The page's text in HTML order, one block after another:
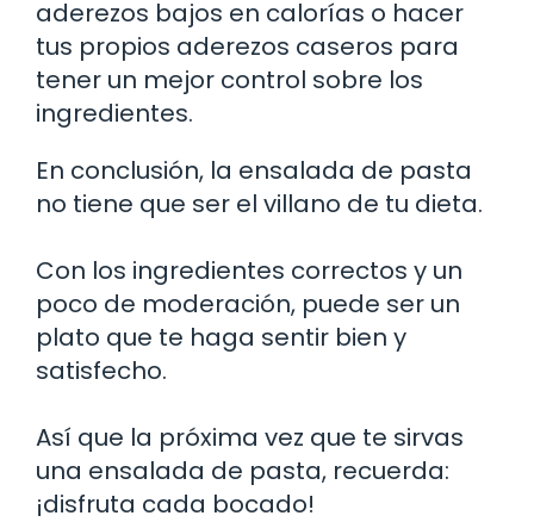
aderezos bajos en calorías o hacer
tus propios aderezos caseros para
tener un mejor control sobre los
ingredientes.
En conclusión, la ensalada de pasta
no tiene que ser el villano de tu dieta.
Con los ingredientes correctos y un
poco de moderación, puede ser un
plato que te haga sentir bien y
satisfecho.
Así que la próxima vez que te sirvas
una ensalada de pasta, recuerda:
¡disfruta cada bocado!